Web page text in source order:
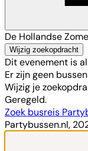
De Hollandse
Wijzig zoekopdracht
Dit evenement is
Er zijn geen
Wijzig je
Geregeld.
Zoek busreis
Partybussen.nl,